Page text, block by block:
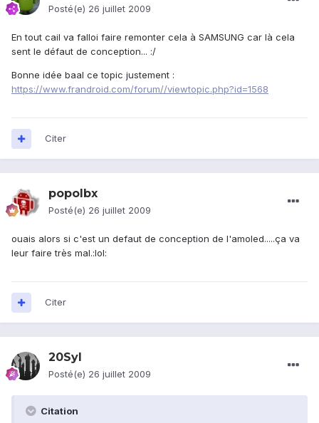
Posté(e) 26 juillet 2009
En tout cail va falloi faire remonter cela à SAMSUNG car là cela
sent le défaut de conception... :/
Bonne idée baal ce topic justement :
https://www.frandroid.com/forum//viewtopic.php?id=1568
Citer
popolbx
Posté(e) 26 juillet 2009
ouais alors si c'est un defaut de conception de l'amoled.....ça va
leur faire très mal.:lol:
Citer
20Syl
Posté(e) 26 juillet 2009
Citation